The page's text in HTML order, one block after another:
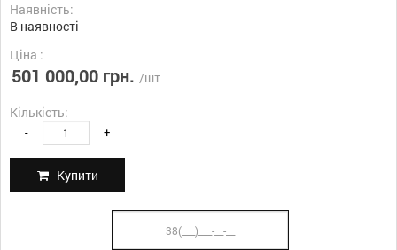
Наявність:
В наявності
Ціна :
501 000,00 грн. /шт
Кількість:
- +
Купити